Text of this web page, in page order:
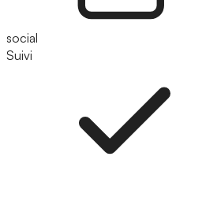
social
Suivi